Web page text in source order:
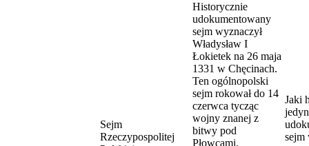
Sejm
Rzeczypospolitej
Historycznie
udokumentowany
sejm wyznaczył
Władysław I
Łokietek na 26 maja
1331 w Chęcinach.
Ten ogólnopolski
sejm rokował do 14
czerwca tycząc
wojny znanej z
bitwy pod
Płowcami.
Jaki
sejm